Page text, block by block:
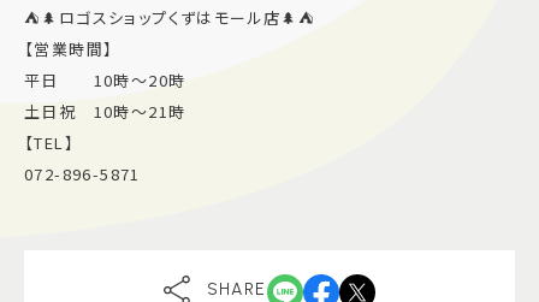
⛺️🌲ロゴスショップくずはモール店🌲⛺️
【営業時間】
平日 10時〜20時
土日祝 10時〜21時
【TEL】
072-896-5871
SHARE